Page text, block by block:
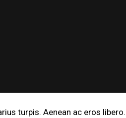
turpis. Aenean ac eros